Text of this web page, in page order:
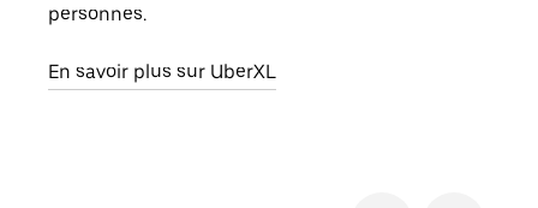
personnes.
En savoir plus sur UberXL